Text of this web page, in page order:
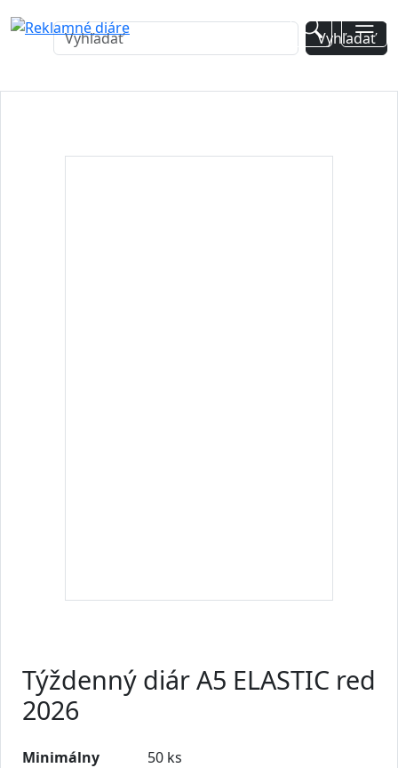
Týždenný diár A5 ELASTIC red
2026
Minimálny
50 ks